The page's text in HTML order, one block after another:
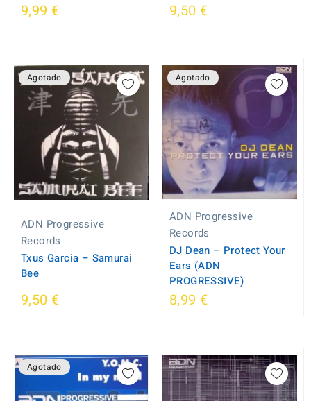
9,99 € 9,50 €
Agotado
ADN Progressive
Records
Txus Garcia ‎– Samurai
Bee
9,50 €
Agotado
ADN Progressive
Records
DJ Dean ‎– Protect Your
Ears (ADN
PROGRESSIVE)
8,99 €
Agotado